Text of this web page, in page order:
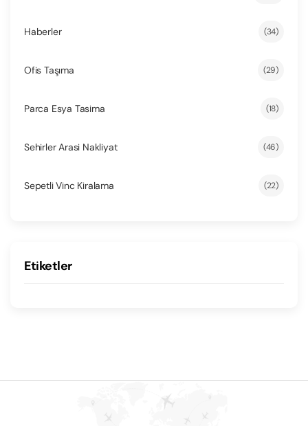
Haberler (34)
Ofis Taşıma (29)
Parca Esya Tasima (18)
Sehirler Arasi Nakliyat (46)
Sepetli Vinc Kiralama (22)
Etiketler